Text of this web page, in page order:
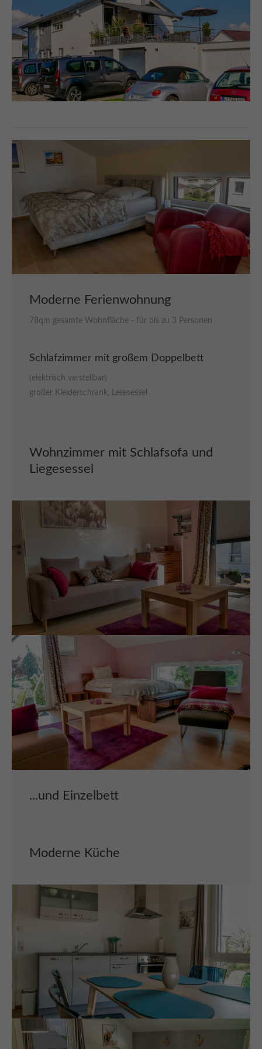
Moderne Ferienwohnung
78qm gesamte Wohnfläche - für bis zu 3 Personen
Schlafzimmer mit großem Doppelbett
(elektrisch verstellbar)
großer Kleiderschrank, Lesesessel
Wohnzimmer mit Schlafsofa und
Liegesessel
...und Einzelbett
Moderne Küche